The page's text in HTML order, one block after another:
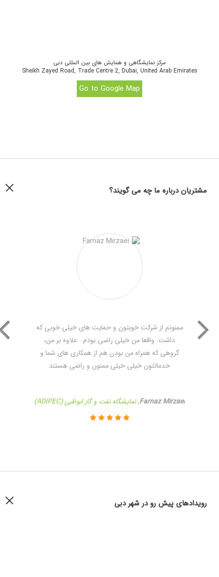
مرکز نمایشگاهی و همایش های بین المللی دبی
Sheikh Zayed Road, Trade Centre 2, Dubai, United Arab Emirates
Go to Google Map
مشتریان درباره ما چه می گویند؟
ممنونم از شرکت خوبتون و حمایت های خیلی خوبی که
داشت. واقعا من خیلی راضی بودم . علاوه بر من،
گروهی که همراه من بودن هم از همکاری های شما و
خدماتتون خیلی خیلی ممنون و راضی هستند
Farnaz Mirzaei
,نمایشگاه نفت و گاز ابوظبی (ADIPEC)
رویداد‌های پیش رو در شهر دبی